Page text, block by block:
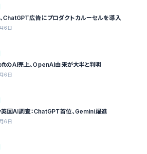
ChatGPT広告にプロダクトカルーセルを導入
6日
のAI売上、OpenAI由来が大半と判明
6日
国AI調査：ChatGPT首位、Gemini躍進
6日